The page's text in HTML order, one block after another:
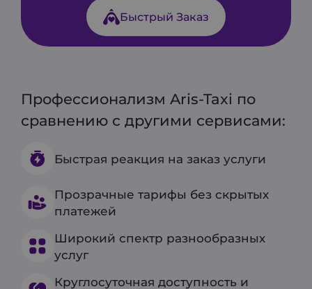
Быстрый Заказ
Профессионализм Aris-Taxi по
сравнению с другими сервисами:
Быстрая реакция на заказ услуги
Прозрачные тарифы без скрытых
платежей
Широкий спектр разнообразных
услуг
Круглосуточная доступность и